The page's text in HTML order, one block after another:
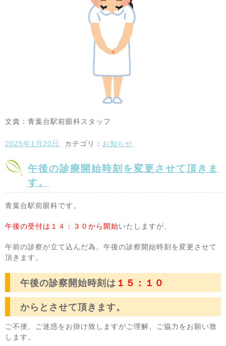
文責：青葉台駅前眼科スタッフ
2025年1月20日 カテゴリ： お知らせ
午後の診療開始時刻を変更させて頂きま
す。
青葉台駅前眼科です。
午後の受付は１４：３０から開始いたしますが、
午前の診察が立て込んだ為、午後の診察開始時刻を変更させて
頂きます。
午後の診察開始時刻は １５：１０
からとさせて頂きます。
ご不便、ご迷惑をお掛け致しますがご理解、ご協力をお願い致
します。